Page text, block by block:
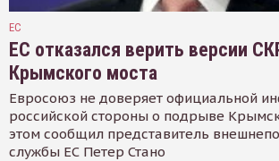
ЕС
ЕС отказался верить версии
Крымского моста
Евросоюз не доверяет официальной
российской стороны о подрыве
этом сообщил представитель
службы ЕС Петер Стано